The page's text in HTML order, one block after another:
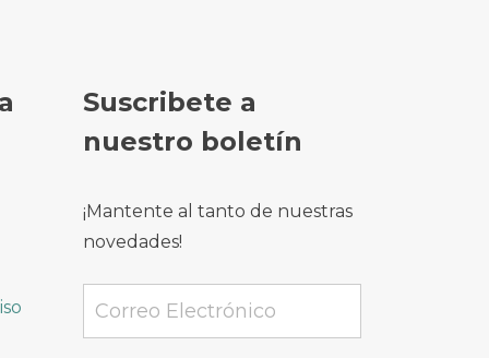
Suscribete a
nuestro boletín
¡Mantente al tanto de nuestras
novedades!